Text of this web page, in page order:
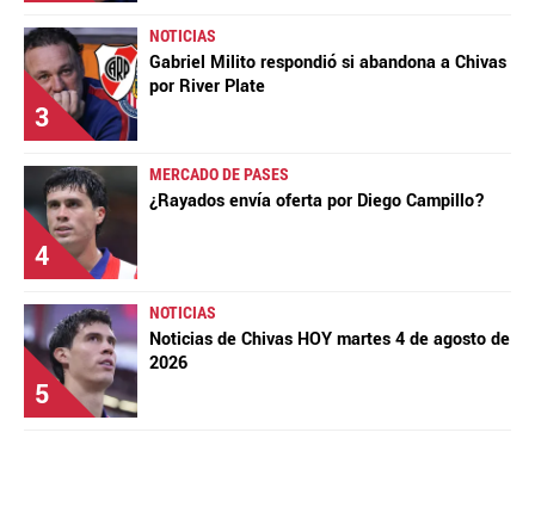
3
NOTICIAS
Gabriel Milito respondió si abandona a Chivas
por River Plate
4
MERCADO DE PASES
¿Rayados envía oferta por Diego Campillo?
5
NOTICIAS
Noticias de Chivas HOY martes 4 de agosto de
2026